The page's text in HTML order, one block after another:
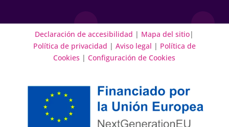
Declaración de accesibilidad | Mapa del sitio|
Política de privacidad | Aviso legal | Política de
Cookies |Configuración de Cookies